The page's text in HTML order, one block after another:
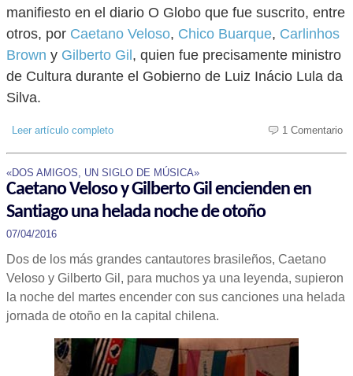
manifiesto en el diario O Globo que fue suscrito, entre
otros, por Caetano Veloso, Chico Buarque, Carlinhos
Brown y Gilberto Gil , quien fue precisamente ministro
de Cultura durante el Gobierno de Luiz Inácio Lula da
Silva.
Leer artículo completo 1 Comentario
«DOS AMIGOS, UN SIGLO DE MÚSICA»
Caetano Veloso y Gilberto Gil encienden en
Santiago una helada noche de otoño
07/04/2016
Dos de los más grandes cantautores brasileños, Caetano
Veloso y Gilberto Gil, para muchos ya una leyenda, supieron
la noche del martes encender con sus canciones una helada
jornada de otoño en la capital chilena.